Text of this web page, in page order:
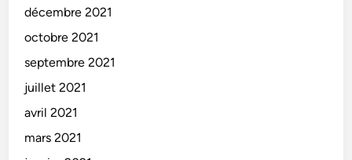
décembre 2021
octobre 2021
septembre 2021
juillet 2021
avril 2021
mars 2021